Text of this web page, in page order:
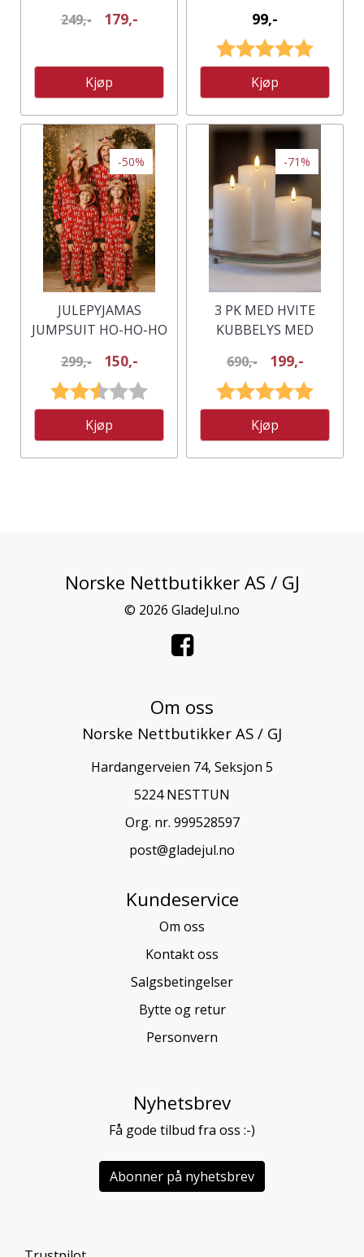
249,-
179,-
Kjøp
99,-
Karakter:
Kjøp
-50%
JULEPYJAMAS
JUMPSUIT HO-HO-HO
FAMILIEN
299,- 150,-
Karakter:
2.3 av 5 mulige
Kjøp
-71%
3 PK MED HVITE
KUBBELYS MED
FJERNKONTROLL
690,- 199,-
Karakter:
Kjøp
Norske Nettbutikker AS / GJ
© 2026 GladeJul.no
Om oss
Norske Nettbutikker AS / GJ
Hardangerveien 74, Seksjon 5
5224 NESTTUN
Org. nr. 999528597
post@gladejul.no
Kundeservice
Om oss
Kontakt oss
Salgsbetingelser
Bytte og retur
Personvern
Nyhetsbrev
Få gode tilbud fra oss :-)
Abonner på nyhetsbrev